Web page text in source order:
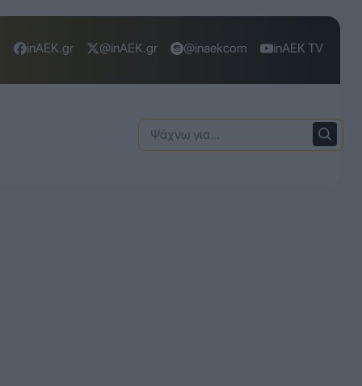
inAEK.gr @inAEK.gr @inaekcom inAEK TV